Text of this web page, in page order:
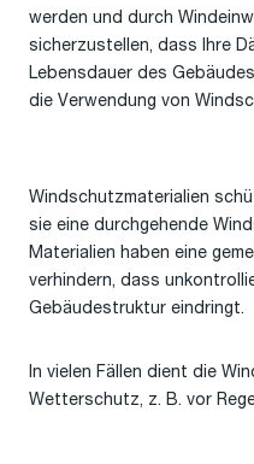
werden und durch
sicherzustellen, dass Ihre
Lebensdauer des
die Verwendung von
Windschutzmaterialien
sie eine durchgehende
Materialien haben eine
verhindern, dass
Gebäudestruktur eindringt.
In vielen Fällen dient die
Wetterschutz, z. B. vor